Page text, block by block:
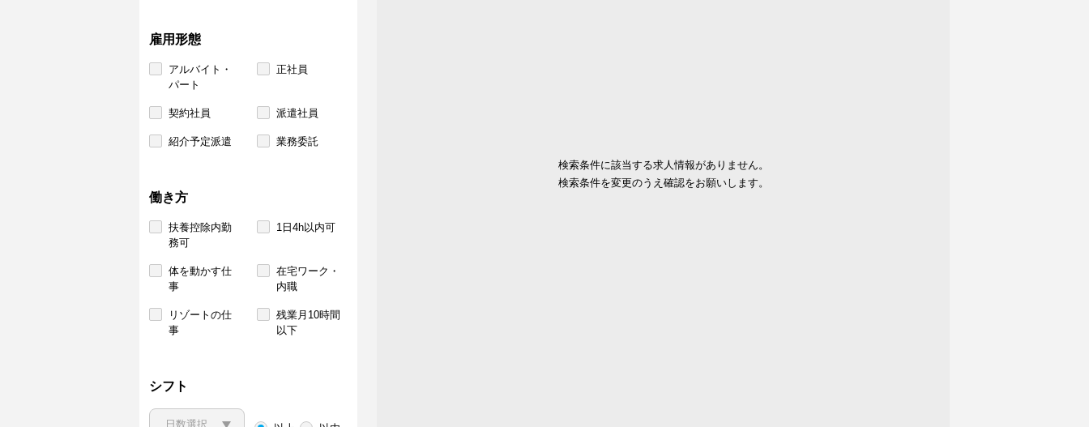
雇用形態
アルバイト・
パート
正社員
契約社員 派遣社員
紹介予定派遣 業務委託
働き方
扶養控除内勤
務可
1日4h以内可
体を動かす仕
事
在宅ワーク・
内職
リゾートの仕
事
残業月10時間
以下
シフト
検索条件に該当する求人情報がありません。
検索条件を変更のうえ確認をお願いします。